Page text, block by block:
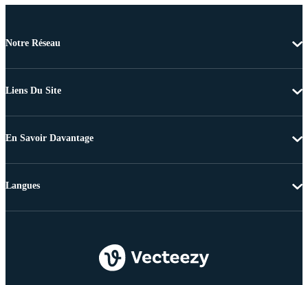
Notre Réseau
Liens Du Site
En Savoir Davantage
Langues